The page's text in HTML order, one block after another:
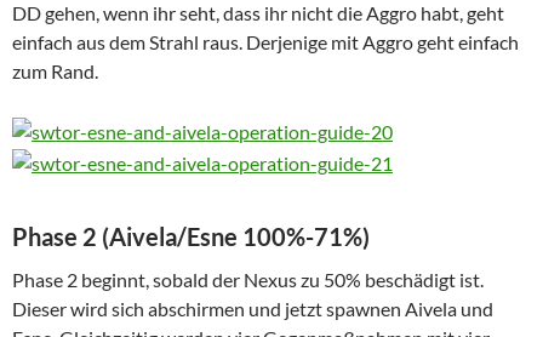
DD gehen, wenn ihr seht, dass ihr nicht die Aggro habt, geht
einfach aus dem Strahl raus. Derjenige mit Aggro geht einfach
zum Rand.
Phase 2 (Aivela/Esne 100%-71%)
Phase 2 beginnt, sobald der Nexus zu 50% beschädigt ist.
Dieser wird sich abschirmen und jetzt spawnen Aivela und